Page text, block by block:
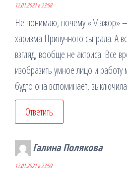
12.01.2021 в 23:58
Не понимаю, почему «Мажор»
харизма Прилучного сыграла. А
взгляд, вообще не актриса. Все
изобразить умное лицо и работу
будто она вспоминает,
Ответить
Галина Полякова:
12.01.2021 в 23:59